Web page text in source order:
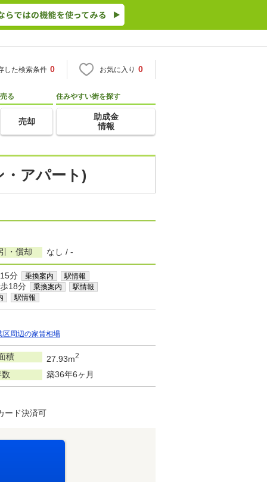
した検索条件 0 お気に入り 0
売る
売却
住みやすい街を探す
助成金
情報
アパート)
・償却 なし / -
分 乗換案内 駅情報
18分 乗換案内 駅情報
駅情報
区周辺の家賃相場
積 27.93m2
築36年6ヶ月
ード決済可